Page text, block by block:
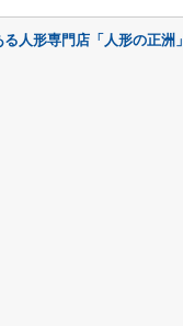
人形専門店「人形の正洲」